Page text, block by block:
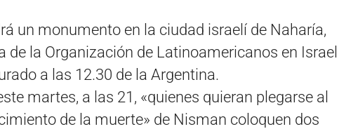
un monumento en la ciudad israelí de Naharía,
de la Organización de Latinoamericanos en Israel
a las 12.30 de la Argentina.
martes, a las 21, «quienes quieran plegarse al
de la muerte» de Nisman coloquen dos